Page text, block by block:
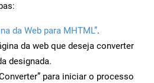
da Web para MHTML”.
da web que deseja converter
designada.
para iniciar o processo